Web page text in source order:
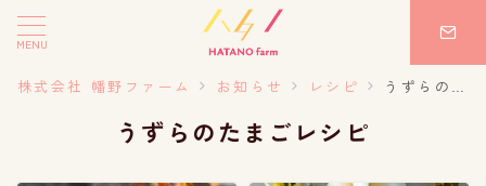
MENU
株式会社 幡野ファーム お知らせ レシピ うずらのたまごレシピ
うずらのたまごレシピ